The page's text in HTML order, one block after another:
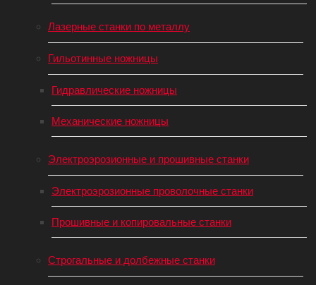
Лазерные станки по металлу
Гильотинные ножницы
Гидравлические ножницы
Механические ножницы
Электроэрозионные и прошивные станки
Электроэрозионные проволочные станки
Прошивные и копировальные станки
Строгальные и долбежные станки